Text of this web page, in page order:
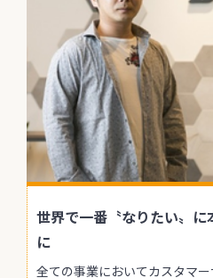
世界で一番〝なりたい〟
に
全ての事業においてカスタマ